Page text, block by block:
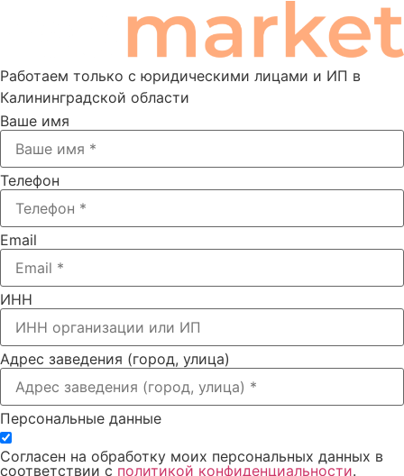
Работаем только с юридическими лицами и ИП в
Калининградской области
Ваше имя
Телефон
Email
ИНН
Адрес заведения (город, улица)
Персональные данные
Согласен на обработку моих персональных данных в
соответствии с политикой конфиденциальности.